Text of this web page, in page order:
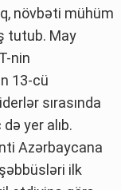
növbəti mühüm
tutub. May
nin
13-cü
sırasında
yer alıb.
Azərbaycana
ilk